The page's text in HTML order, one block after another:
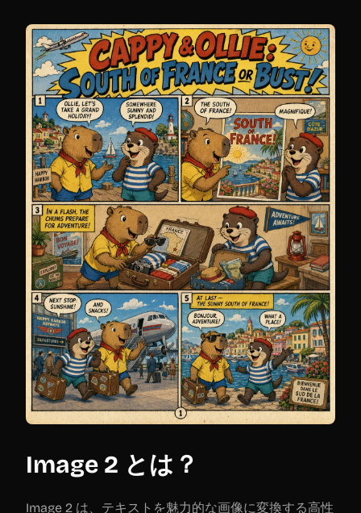
Image 2 とは？
Image 2 は、テキストを魅力的な画像に変換する高性